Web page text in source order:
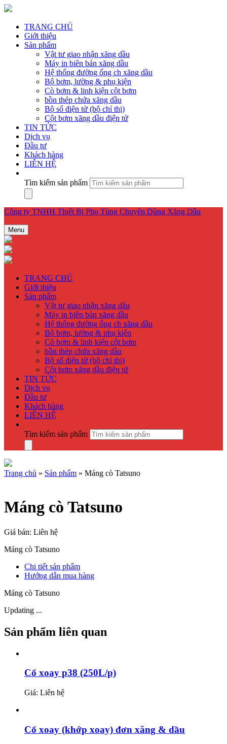
TRANG CHỦ
Giới thiệu
Sản phẩm
Vật tư giao nhận xăng dầu
Máy in biên bản xăng dầu
Hệ thống đường ống ch xăng dầu
Bộ bơm, lường & phụ kiện
Cò bơm & linh kiện cột bơm
bồn thép chứa xăng dầu
Bộ số điện tử (bộ chỉ thị)
Cột bơm xăng dầu điện tử
TIN TỨC
Dịch vụ
Đầu tư
Khách hàng
LIÊN HỆ
Tìm kiếm sản phẩm
Công ty TNHH Thiết Bị Phụ Tùng Chuyên Dùng Xăng Dầu
Menu
TRANG CHỦ
Giới thiệu
Sản phẩm
Vật tư giao nhận xăng dầu
Máy in biên bản xăng dầu
Hệ thống đường ống ch xăng dầu
Bộ bơm, lường & phụ kiện
Cò bơm & linh kiện cột bơm
bồn thép chứa xăng dầu
Bộ số điện tử (bộ chỉ thị)
Cột bơm xăng dầu điện tử
TIN TỨC
Dịch vụ
Đầu tư
Khách hàng
LIÊN HỆ
Tìm kiếm sản phẩm
Trang chủ » Sản phẩm » Máng cò Tatsuno
Máng cò Tatsuno
Giá bán: Liên hệ
Máng cò Tatsuno
Chi tiết sản phẩm
Hướng dẫn mua hàng
Máng cò Tatsuno
Updating ...
Sản phẩm liên quan
Cổ xoay p38 (250L/p)
Giá: Liên hệ
Cổ xoay (khớp xoay) đơn xăng & dầu